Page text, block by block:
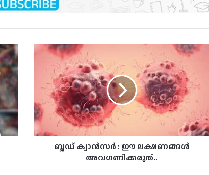
ബ്ലഡ്
ക്യാൻസർ
ലക്ഷണങ്ങൾ
അവ​
ഗണിക്കരുത്..
ബ്ലഡ് ക്യാൻസർ : ഈ ലക്ഷണങ്ങൾ
അവ​ഗണിക്കരുത്..